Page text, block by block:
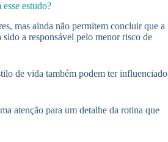
estudo?
mas ainda não permitem concluir que a
a responsável pelo menor risco de
de vida também podem ter influenciado
atenção para um detalhe da rotina que